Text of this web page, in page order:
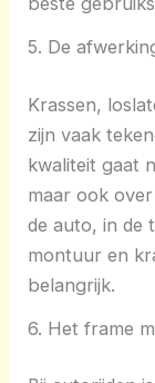
5. De
Krassen,
zijn vaak
kwaliteit gaat
maar ook
de auto, in de
montuur en
belangrijk.
6. Het frame